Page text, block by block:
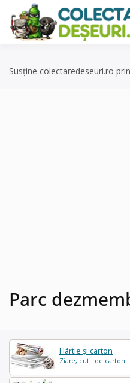
content
Susține colectaredeseuri.ro
Parc
Hârtie și carton
Ziare, cutii de carton...